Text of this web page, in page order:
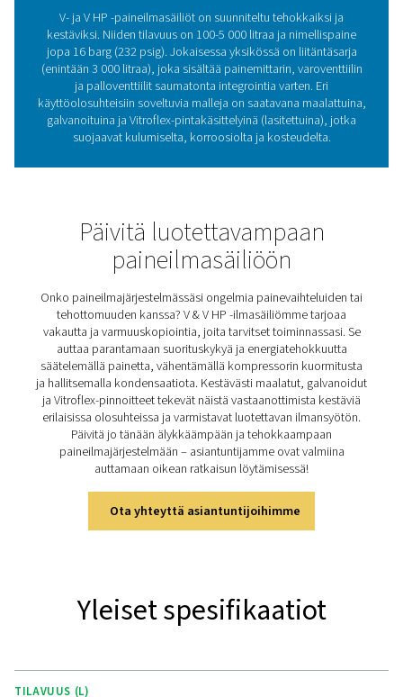
ilmansyötön ja varmistaa sujuvan toiminnan kaikilla
teollisuudenaloilla.
Paineilmasäiliöt: vakaus
Paineilmasäiliöillä on keskeinen rooli paineen
ilman varastoinnissa huippukysyntää varten ja
tehokkaammin ja vähentämään kompressorien
Ylläpitämällä tasaista ilmavirtaa ne parantavat
energiatehokkuutta ja luotettavuutta eri sovelluksissa.
valikoima tarjoaa kestäviä ja monipuolisia ratkaisuja,
saatavana maalattuna, galvanoituna ja lasitettuna
erilaisiin ympäristöihin. Ne on suunniteltu vakaiksi ja
ja ne varmistavat luotettavan ilman- tai typensyötön
teollisuudenaloille.
ominaisuuksiin
kestäviksi. Niiden tilavuus on 100-5 000 litraa ja